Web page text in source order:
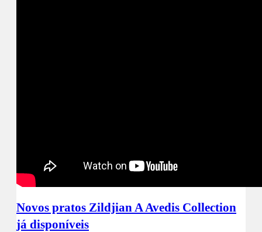
Novos pratos Zildjian A Avedis Collection
já disponíveis